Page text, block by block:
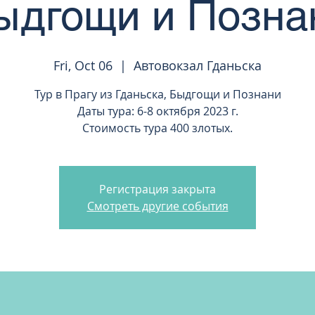
и
Fri, Oct 06
  |
Автовокзал Гданьска
Тур в Прагу из Гданьска, Быдгощи и Познани
Даты тура: 6-8 октября 2023 г.
Стоимость тура 400 злотых.
Регистрация закрыта
Смотреть другие события